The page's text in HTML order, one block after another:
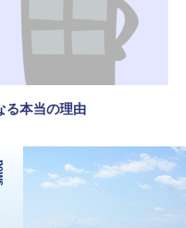
る本当の理由